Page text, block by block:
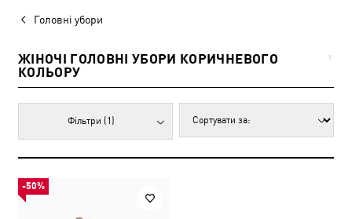
Головні убори
ЖІНОЧІ ГОЛОВНІ УБОРИ КОРИЧНЕВОГО
КОЛЬОРУ
1
Фільтри (1)
-50%